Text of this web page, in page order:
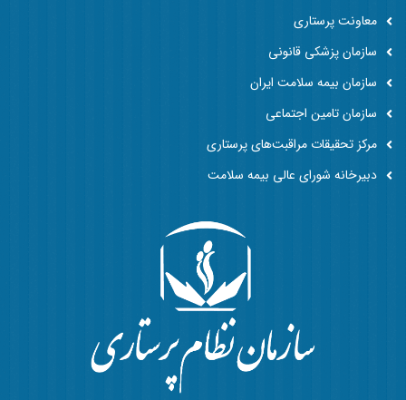
معاونت پرستاری
سازمان پزشکی قانونی
سازمان بیمه سلامت ایران
سازمان تامین اجتماعی
مرکز تحقیقات مراقبت‌های پرستاری
دبیرخانه شورای عالی بیمه سلامت